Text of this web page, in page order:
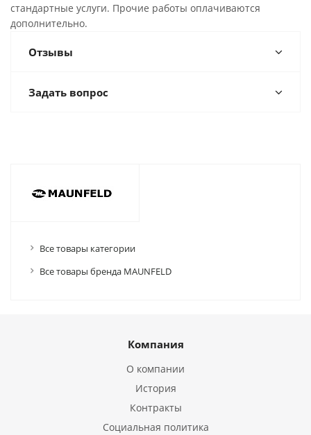
стандартные услуги. Прочие работы оплачиваются
дополнительно.
Отзывы
Задать вопрос
Все товары категории
Все товары бренда MAUNFELD
Компания
О компании
История
Контракты
Социальная политика